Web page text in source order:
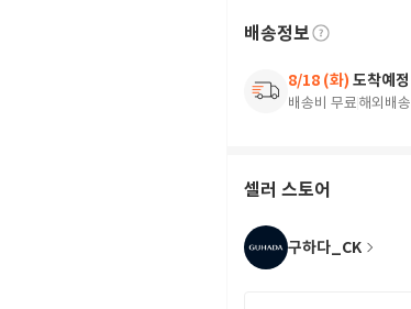
배송정보
8/18 (화) 도착예정
배송비 무료해외배송
셀러 스토어
구하다_CK